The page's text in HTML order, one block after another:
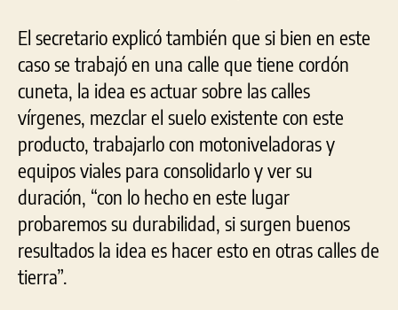
El secretario explicó también que si bien en este
caso se trabajó en una calle que tiene cordón
cuneta, la idea es actuar sobre las calles
vírgenes, mezclar el suelo existente con este
producto, trabajarlo con motoniveladoras y
equipos viales para consolidarlo y ver su
duración, “con lo hecho en este lugar
probaremos su durabilidad, si surgen buenos
resultados la idea es hacer esto en otras calles de
tierra”.